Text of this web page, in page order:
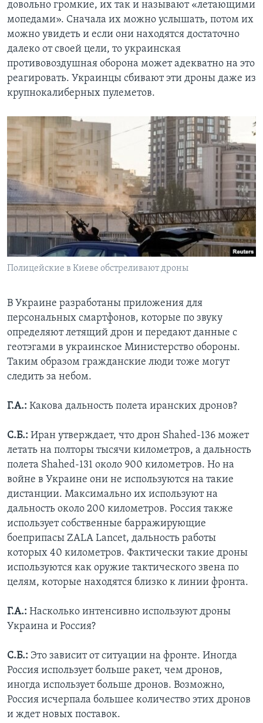
довольно громкие, их так и называют «летающими
мопедами». Сначала их можно услышать, потом их
можно увидеть и если они находятся достаточно
далеко от своей цели, то украинская
противовоздушная оборона может адекватно на это
реагировать. Украинцы сбивают эти дроны даже из
крупнокалиберных пулеметов.
Полицейские в Киеве обстреливают дроны
В Украине разработаны приложения для
персональных смартфонов, которые по звуку
определяют летящий дрон и передают данные с
геотэгами в украинское Министерство обороны.
Таким образом гражданские люди тоже могут
следить за небом.
Г.А.: Какова дальность полета иранских дронов?
С.Б.: Иран утверждает, что дрон Shahed-136 может
летать на полторы тысячи километров, а дальность
полета Shahed-131 около 900 километров. Но на
войне в Украине они не используются на такие
дистанции. Максимально их используют на
дальность около 200 километров. Россия также
использует собственные барражирующие
боеприпасы ZALA Lancet, дальность работы
которых 40 километров. Фактически такие дроны
используются как оружие тактического звена по
целям, которые находятся близко к линии фронта.
Г.А.: Насколько интенсивно используют дроны
Украина и Россия?
С.Б.: Это зависит от ситуации на фронте. Иногда
Россия использует больше ракет, чем дронов,
иногда использует больше дронов. Возможно,
Россия исчерпала большее количество этих дронов
и ждет новых поставок.